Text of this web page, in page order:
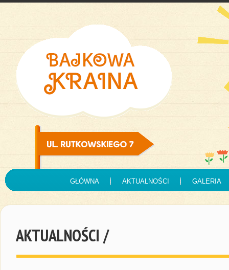
GŁÓWNA AKTUALNOŚCI GALERIA
AKTUALNOŚCI /